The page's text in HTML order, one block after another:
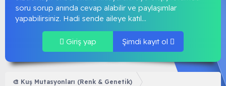
soru sorup anında cevap alabilir ve paylaşımlar
yapabilirsiniz. Hadi sende aileye katıl...
Giriş yap Şimdi kayıt ol
🎨 Kuş Mutasyonları (Renk & Genetik)